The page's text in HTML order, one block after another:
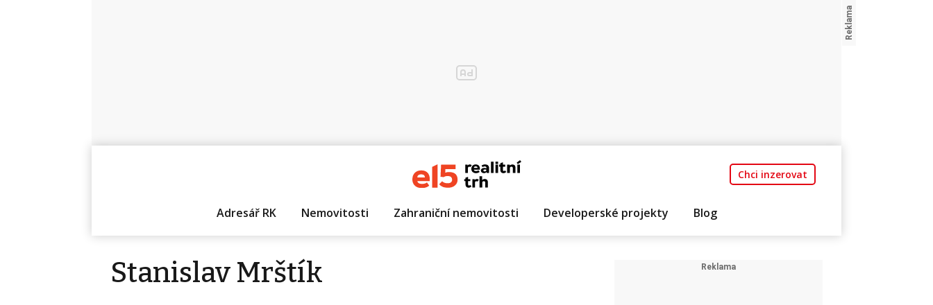
Chci inzerovat
Adresář RK Nemovitosti Zahraniční nemovitosti Developerské projekty Blog
Stanislav Mrštík